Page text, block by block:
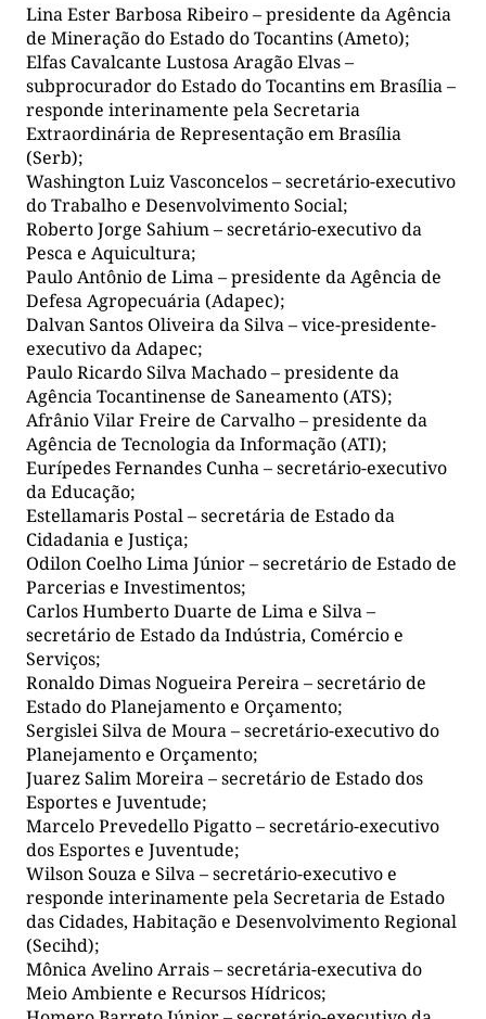
Lina Ester Barbosa Ribeiro – presidente da Agência
de Mineração do Estado do Tocantins (Ameto);
Elfas Cavalcante Lustosa Aragão Elvas –
subprocurador do Estado do Tocantins em Brasília –
responde interinamente pela Secretaria
Extraordinária de Representação em Brasília
(Serb);
Washington Luiz Vasconcelos – secretário-executivo
do Trabalho e Desenvolvimento Social;
Roberto Jorge Sahium – secretário-executivo da
Pesca e Aquicultura;
Paulo Antônio de Lima – presidente da Agência de
Defesa Agropecuária (Adapec);
Dalvan Santos Oliveira da Silva – vice-presidente-
executivo da Adapec;
Paulo Ricardo Silva Machado – presidente da
Agência Tocantinense de Saneamento (ATS);
Afrânio Vilar Freire de Carvalho – presidente da
Agência de Tecnologia da Informação (ATI);
Eurípedes Fernandes Cunha – secretário-executivo
da Educação;
Estellamaris Postal – secretária de Estado da
Cidadania e Justiça;
Odilon Coelho Lima Júnior – secretário de Estado de
Parcerias e Investimentos;
Carlos Humberto Duarte de Lima e Silva –
secretário de Estado da Indústria, Comércio e
Serviços;
Ronaldo Dimas Nogueira Pereira – secretário de
Estado do Planejamento e Orçamento;
Sergislei Silva de Moura – secretário-executivo do
Planejamento e Orçamento;
Juarez Salim Moreira – secretário de Estado dos
Esportes e Juventude;
Marcelo Prevedello Pigatto – secretário-executivo
dos Esportes e Juventude;
Wilson Souza e Silva – secretário-executivo e
responde interinamente pela Secretaria de Estado
das Cidades, Habitação e Desenvolvimento Regional
(Secihd);
Mônica Avelino Arrais – secretária-executiva do
Meio Ambiente e Recursos Hídricos;